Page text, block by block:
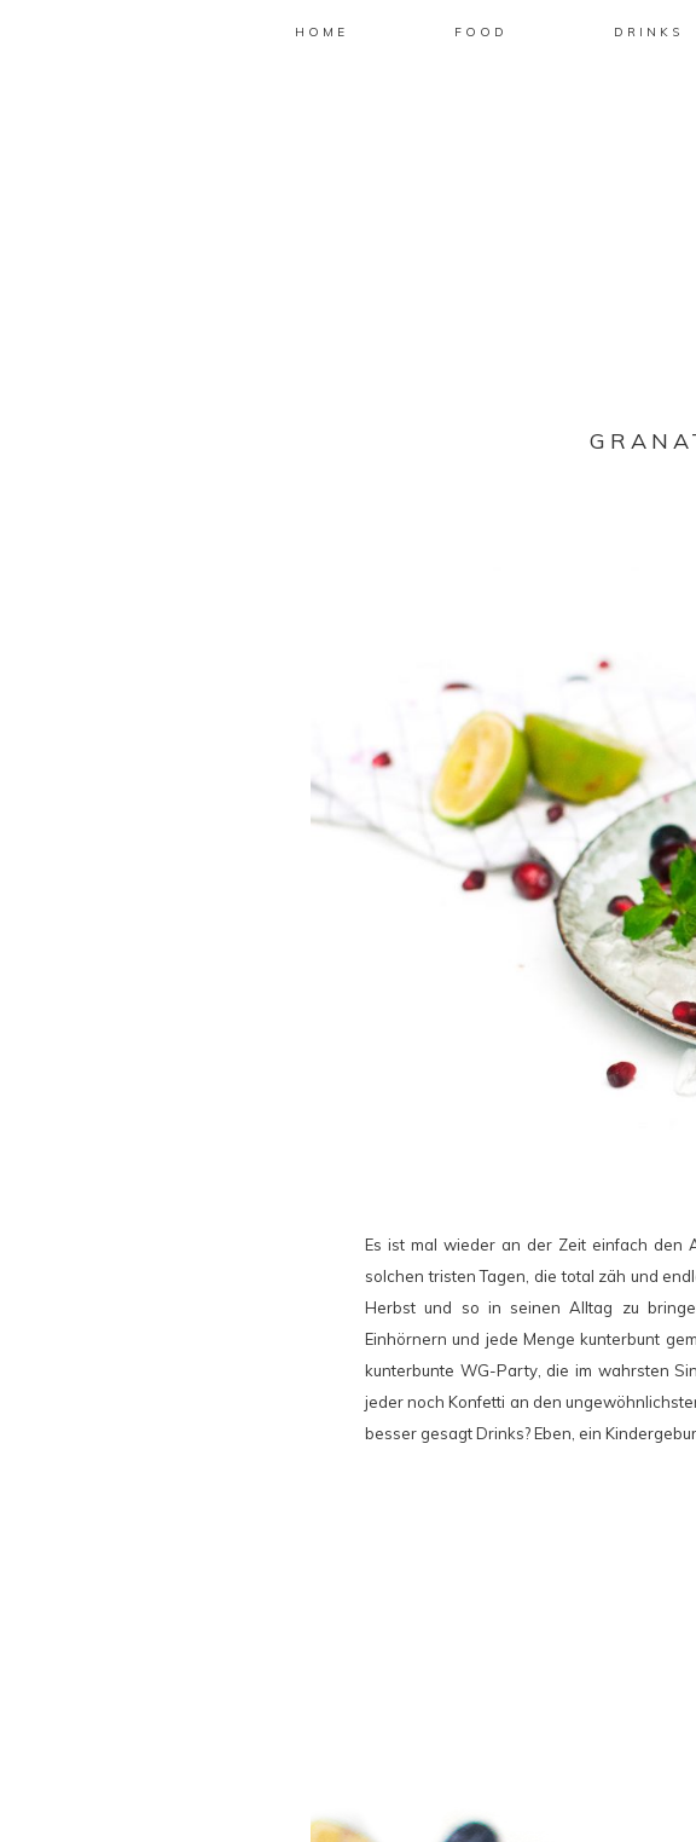
HOME FOOD DRINKS
Es ist mal wieder an der Zeit einfach den
solchen tristen Tagen, die total zäh und
Herbst und so in seinen Alltag zu
Einhörnern und jede Menge kunterbunt
kunterbunte WG-Party, die im wahrsten
jeder noch Konfetti an den
besser gesagt Drinks? Eben, ein